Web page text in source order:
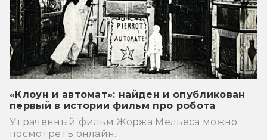
«Клоун и автомат»: найден и опубликован
первый в истории фильм про робота
Утраченный фильм Жоржа Мельеса можно
посмотреть онлайн.